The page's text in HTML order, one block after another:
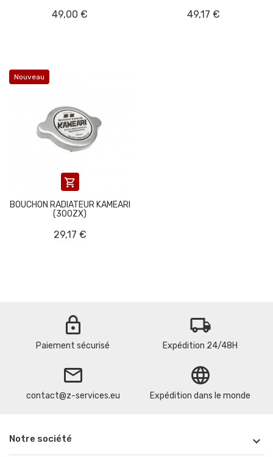
49,00 € 49,17 €
Nouveau

BOUCHON RADIATEUR KAMEARI
(300ZX)
29,17 €
lock
Paiement sécurisé
local_shipping
Expédition 24/48H
email
contact@z-services.eu
language
Expédition dans le monde
Notre société 